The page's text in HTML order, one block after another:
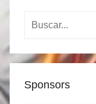
Buscar:
Sponsors